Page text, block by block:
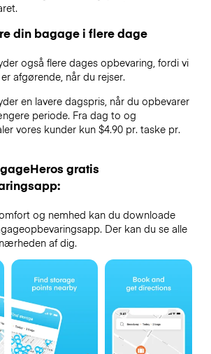
din bagage i flere dage
også flere dages opbevaring, fordi vi
afgørende, når du rejser.
en lavere dagspris, når du opbevarer
periode. Fra dag to og
vores kunder kun $4.90 pr. taske pr.
gratis
og nemhed kan du downloade
Der kan du se alle
af dig.